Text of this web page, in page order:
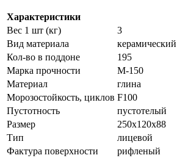
Характеристики
Вес 1 шт (кг)
3
Вид материала
керамический
Кол-во в поддоне
195
Марка прочности
М-150
Материал
глина
Морозостойкость, циклов F100
Пустотность
пустотелый
Размер
250х120х88
Тип
лицевой
Фактура поверхности
рифленый